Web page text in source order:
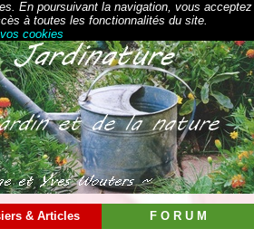
En poursuivant la navigation, vous acceptez
à toutes les fonctionnalités du site.
cookies
& Articles F O R U M